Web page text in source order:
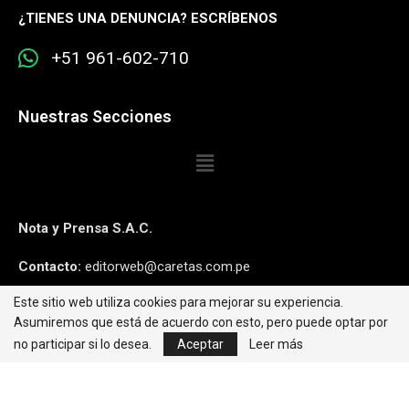
¿TIENES UNA DENUNCIA? ESCRÍBENOS
+51 961-602-710
Nuestras Secciones
Nota y Prensa S.A.C.
Contacto: editorweb@caretas.com.pe
Síguenos:
Este sitio web utiliza cookies para mejorar su experiencia.
Asumiremos que está de acuerdo con esto, pero puede optar por
no participar si lo desea.
Aceptar Leer más